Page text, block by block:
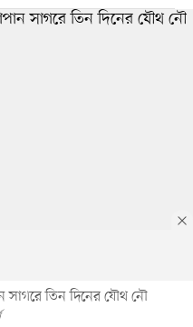
সাগরে তিন দিনের যৌথ নৌ